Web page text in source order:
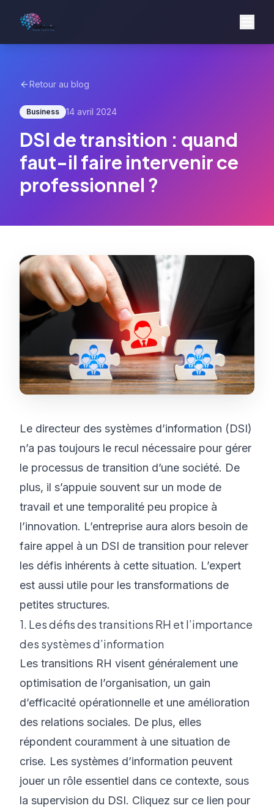
Retour au blog
Business 14 avril 2024
DSI de transition : quand
faut-il faire intervenir ce
professionnel ?
Le directeur des systèmes d’information (DSI)
n’a pas toujours le recul nécessaire pour gérer
le processus de transition d’une société. De
plus, il s’appuie souvent sur un mode de
travail et une temporalité peu propice à
l’innovation. L’entreprise aura alors besoin de
faire appel à un DSI de transition pour relever
les défis inhérents à cette situation. L’expert
est aussi utile pour les transformations de
petites structures.
1. Les défis des transitions RH et l’importance
des systèmes d’information
Les transitions RH visent généralement une
optimisation de l’organisation, un gain
d’efficacité opérationnelle et une amélioration
des relations sociales. De plus, elles
répondent couramment à une situation de
crise. Les systèmes d’information peuvent
jouer un rôle essentiel dans ce contexte, sous
la supervision du DSI. Cliquez sur ce lien pour